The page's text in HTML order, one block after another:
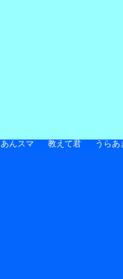
あんスマ 教えて君 うらあ